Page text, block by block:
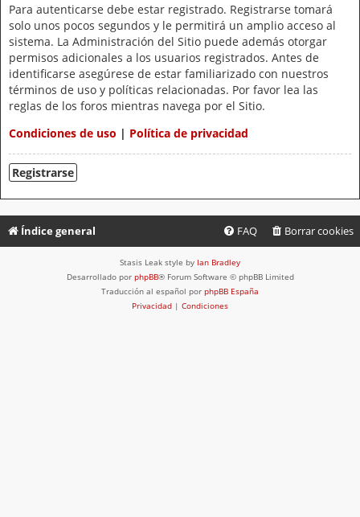
Para autenticarse debe estar registrado. Registrarse tomará
solo unos pocos segundos y le permitirá un amplio acceso al
sistema. La Administración del Sitio puede además otorgar
permisos adicionales a los usuarios registrados. Antes de
identificarse asegúrese de estar familiarizado con nuestros
términos de uso y políticas relacionadas. Por favor lea las
reglas de los foros mientras navega por el Sitio.
Condiciones de uso | Política de privacidad
Registrarse
Índice general Borrar cookies
FAQ
Stasis Leak style by Ian Bradley
Desarrollado por phpBB® Forum Software © phpBB Limited
Traducción al español por phpBB España
Privacidad | Condiciones